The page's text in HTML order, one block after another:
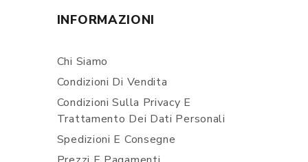
INFORMAZIONI
Chi Siamo
Condizioni Di Vendita
Condizioni Sulla Privacy E
Trattamento Dei Dati Personali
Spedizioni E Consegne